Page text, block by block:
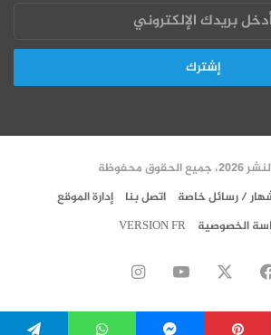
محفوظة
/ رسائل خاصة اتصل بنا
إدارة الموقع
الخصوصية
VERSION FR
فيسبوك ‫YouTube